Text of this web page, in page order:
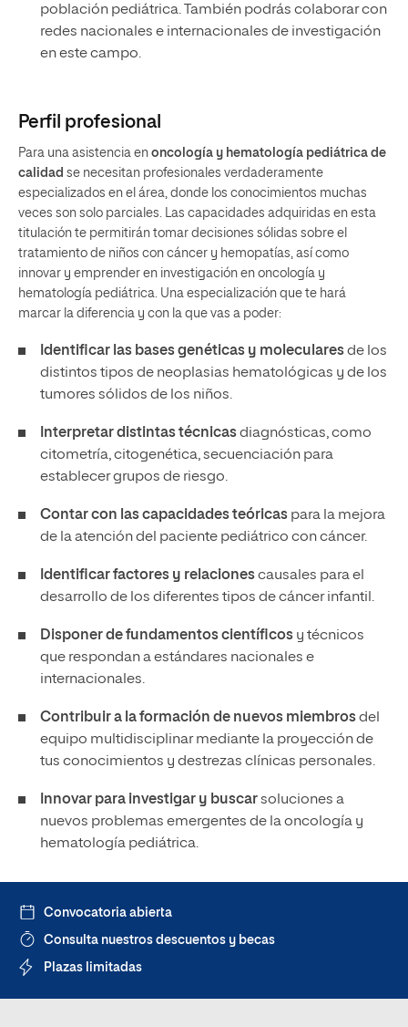
población pediátrica. También podrás colaborar con
redes nacionales e internacionales de investigación
en este campo.
Perfil profesional
Para una asistencia en oncología y hematología pediátrica de
calidad se necesitan profesionales verdaderamente
especializados en el área, donde los conocimientos muchas
veces son solo parciales. Las capacidades adquiridas en esta
titulación te permitirán tomar decisiones sólidas sobre el
tratamiento de niños con cáncer y hemopatías, así como
innovar y emprender en investigación en oncología y
hematología pediátrica. Una especialización que te hará
marcar la diferencia y con la que vas a poder:
Identificar las bases genéticas y molecularesde los
distintos tipos de neoplasias hematológicas y de los
tumores sólidos de los niños.
Interpretar distintas técnicasdiagnósticas, como
citometría, citogenética, secuenciación para
establecer grupos de riesgo.
Contar con las capacidades teóricas para la mejora
de la atención del paciente pediátrico con cáncer.
Identificar factores y relacionescausales para el
desarrollo de los diferentes tipos de cáncer infantil.
Disponer de fundamentos científicos y técnicos
que respondan a estándares nacionales e
internacionales.
Contribuir a la formación de nuevos miembrosdel
equipo multidisciplinar mediante la proyección de
tus conocimientos y destrezas clínicas personales.
Innovar para investigar y buscarsoluciones a
nuevos problemas emergentes de la oncología y
hematología pediátrica.
Convocatoria abierta
Consulta nuestros descuentos y becas
Plazas limitadas